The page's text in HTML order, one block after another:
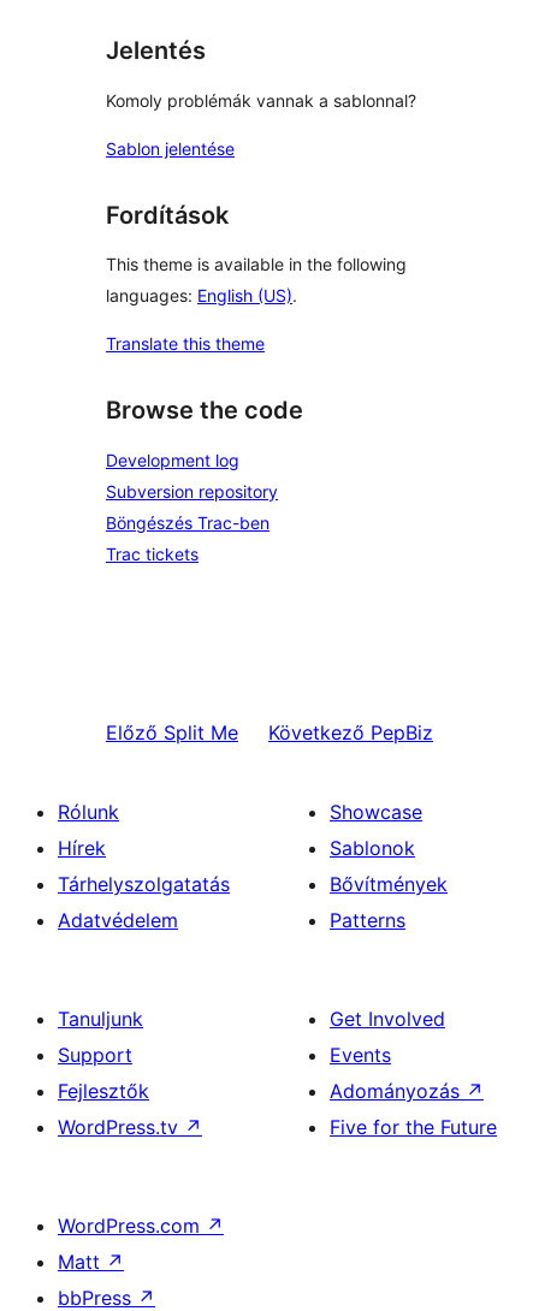
Jelentés
Komoly problémák vannak a sablonnal?
Sablon jelentése
Fordítások
This theme is available in the following
languages: English (US).
Translate this theme
Browse the code
Development log
Subversion repository
Böngészés Trac-ben
Trac tickets
Előző Split Me Következő PepBiz
Rólunk
Hírek
Tárhelyszolgatatás
Adatvédelem
Showcase
Sablonok
Bővítmények
Patterns
Tanuljunk
Support
Fejlesztők
WordPress.tv ↗
Get Involved
Events
Adományozás ↗
Five for the Future
WordPress.com ↗
Matt ↗
bbPress ↗